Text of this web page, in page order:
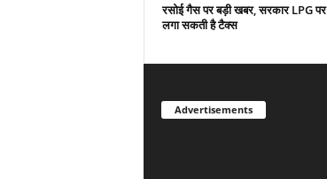
रसोई गैस पर बड़ी खबर, सरकार LPG पर
लगा सकती है टैक्स
Advertisements